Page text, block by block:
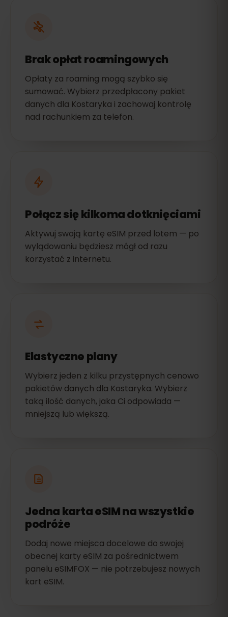
Brak opłat roamingowych
Opłaty za roaming mogą szybko się
sumować. Wybierz przedpłacony pakiet
danych dla Kostaryka i zachowaj kontrolę
nad rachunkiem za telefon.
Połącz się kilkoma dotknięciami
Aktywuj swoją kartę eSIM przed lotem — po
wylądowaniu będziesz mógł od razu
korzystać z internetu.
Elastyczne plany
Wybierz jeden z kilku przystępnych cenowo
pakietów danych dla Kostaryka. Wybierz
taką ilość danych, jaka Ci odpowiada —
mniejszą lub większą.
Jedna karta eSIM na wszystkie
podróże
Dodaj nowe miejsca docelowe do swojej
obecnej karty eSIM za pośrednictwem
panelu eSIMFOX — nie potrzebujesz nowych
kart eSIM.